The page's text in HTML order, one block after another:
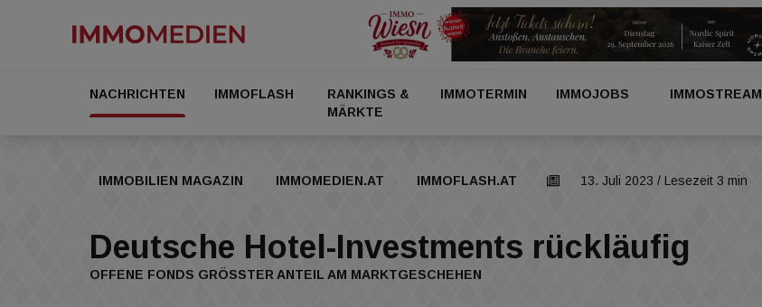
NACHRICHTEN IMMOFLASH
RANKINGS &
MÄRKTE
IMMOTERMIN IMMOJOBS IMMOSTREAM
IMMOBILIEN MAGAZIN IMMOMEDIEN.AT IMMOFLASH.AT 13. Juli 2023 / Lesezeit 3 min
Deutsche Hotel-Investments rückläufig
OFFENE FONDS GRÖSSTER ANTEIL AM MARKTGESCHEHEN